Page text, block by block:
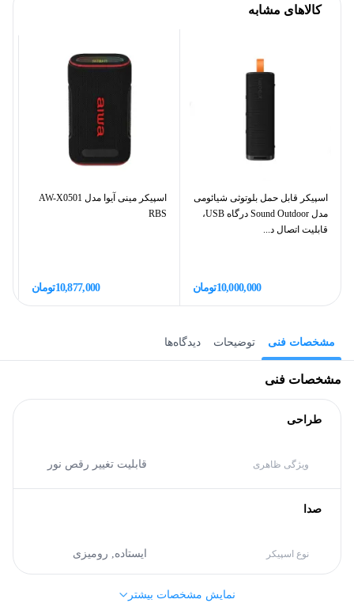
کالاهای مشابه
اسپیکر قابل حمل بلوتوثی شیائومی
مدل Sound Outdoor درگاه USB،
قابلیت اتصال د...
10,000,000تومان
اسپیکر مینی آیوا مدل AW-X0501
RBS
10,877,000تومان
مشخصات فنی توضیحات دیدگاه‌ها
مشخصات فنی
طراحی
ویژگی ظاهری قابلیت تغییر رقص نور
صدا
نوع اسپیکر ایستاده, رومیزی
نمایش مشخصات بیشتر